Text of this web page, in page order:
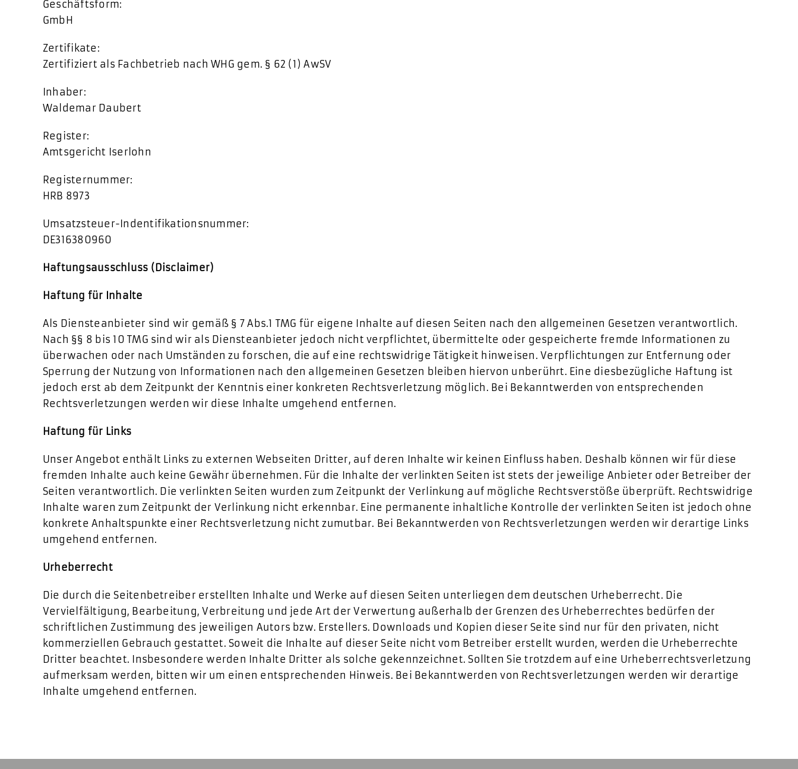
Geschäftsform:
GmbH
Zertifikate:
Zertifiziert als Fachbetrieb nach WHG gem. § 62 (1) AwSV
Inhaber:
Waldemar Daubert
Register:
Amtsgericht Iserlohn
Registernummer:
HRB 8973
Umsatzsteuer-Indentifikationsnummer:
DE316380960
Haftungsausschluss (Disclaimer)
Haftung für Inhalte
Als Diensteanbieter sind wir gemäß § 7 Abs.1 TMG für eigene Inhalte auf diesen Seiten nach den allgemeinen Gesetzen verantwortlich.
Nach §§ 8 bis 10 TMG sind wir als Diensteanbieter jedoch nicht verpflichtet, übermittelte oder gespeicherte fremde Informationen zu
überwachen oder nach Umständen zu forschen, die auf eine rechtswidrige Tätigkeit hinweisen. Verpflichtungen zur Entfernung oder
Sperrung der Nutzung von Informationen nach den allgemeinen Gesetzen bleiben hiervon unberührt. Eine diesbezügliche Haftung ist
jedoch erst ab dem Zeitpunkt der Kenntnis einer konkreten Rechtsverletzung möglich. Bei Bekanntwerden von entsprechenden
Rechtsverletzungen werden wir diese Inhalte umgehend entfernen.
Haftung für Links
Unser Angebot enthält Links zu externen Webseiten Dritter, auf deren Inhalte wir keinen Einfluss haben. Deshalb können wir für diese
fremden Inhalte auch keine Gewähr übernehmen. Für die Inhalte der verlinkten Seiten ist stets der jeweilige Anbieter oder Betreiber der
Seiten verantwortlich. Die verlinkten Seiten wurden zum Zeitpunkt der Verlinkung auf mögliche Rechtsverstöße überprüft. Rechtswidrige
Inhalte waren zum Zeitpunkt der Verlinkung nicht erkennbar. Eine permanente inhaltliche Kontrolle der verlinkten Seiten ist jedoch ohne
konkrete Anhaltspunkte einer Rechtsverletzung nicht zumutbar. Bei Bekanntwerden von Rechtsverletzungen werden wir derartige Links
umgehend entfernen.
Urheberrecht
Die durch die Seitenbetreiber erstellten Inhalte und Werke auf diesen Seiten unterliegen dem deutschen Urheberrecht. Die
Vervielfältigung, Bearbeitung, Verbreitung und jede Art der Verwertung außerhalb der Grenzen des Urheberrechtes bedürfen der
schriftlichen Zustimmung des jeweiligen Autors bzw. Erstellers. Downloads und Kopien dieser Seite sind nur für den privaten, nicht
kommerziellen Gebrauch gestattet. Soweit die Inhalte auf dieser Seite nicht vom Betreiber erstellt wurden, werden die Urheberrechte
Dritter beachtet. Insbesondere werden Inhalte Dritter als solche gekennzeichnet. Sollten Sie trotzdem auf eine Urheberrechtsverletzung
aufmerksam werden, bitten wir um einen entsprechenden Hinweis. Bei Bekanntwerden von Rechtsverletzungen werden wir derartige
Inhalte umgehend entfernen.